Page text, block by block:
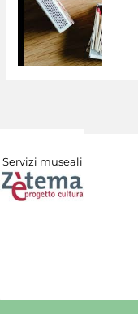
Servizi museali